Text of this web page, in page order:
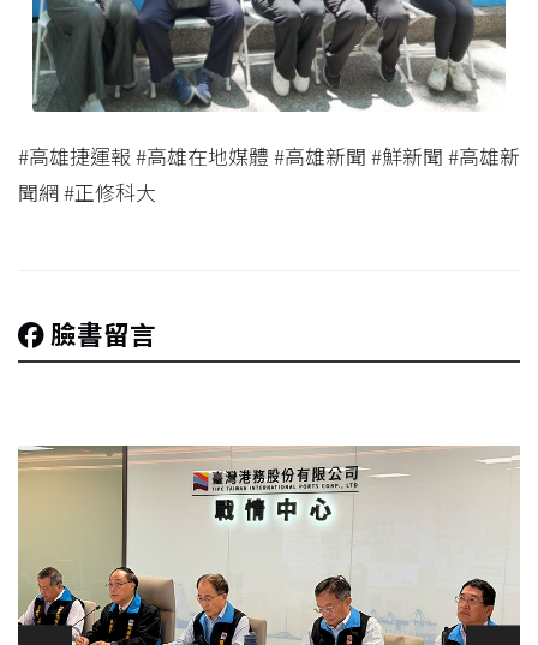
#高雄捷運報 #高雄在地媒體 #高雄新聞 #鮮新聞 #高雄新
聞網 #正修科大
臉書留言